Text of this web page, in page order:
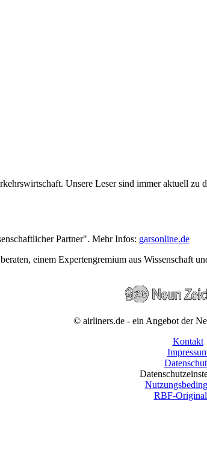
Unsere Leser sind immer aktuell zu
Partner". Mehr Infos: garsonline.de
einem Expertengremium aus Wissenschaft
© airliners.de - ein Angebot der
Kontakt
RBF-